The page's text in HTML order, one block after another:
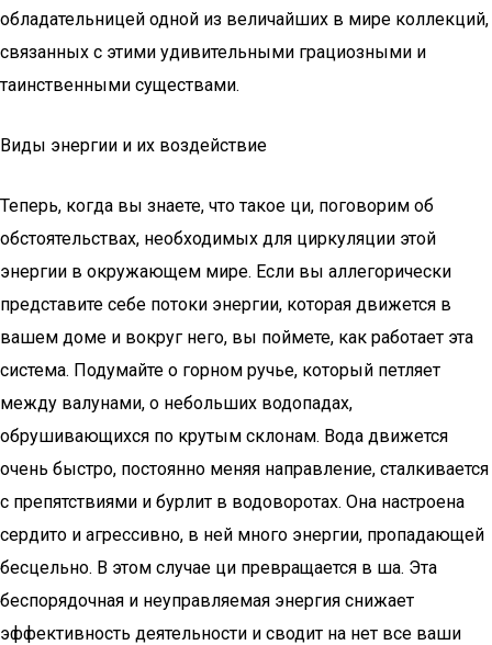
обладательницей одной из величайших в мире коллекций,
связанных с этими удивительными грациозными и
таинственными существами.
Виды энергии и их воздействие
Теперь, когда вы знаете, что такое ци, поговорим об
обстоятельствах, необходимых для циркуляции этой
энергии в окружающем мире. Если вы аллегорически
представите себе потоки энергии, которая движется в
вашем доме и вокруг него, вы поймете, как работает эта
система. Подумайте о горном ручье, который петляет
между валунами, о небольших водопадах,
обрушивающихся по крутым склонам. Вода движется
очень быстро, постоянно меняя направление, сталкивается
с препятствиями и бурлит в водоворотах. Она настроена
сердито и агрессивно, в ней много энергии, пропадающей
бесцельно. В этом случае ци превращается в ша. Эта
беспорядочная и неуправляемая энергия снижает
эффективность деятельности и сводит на нет все ваши